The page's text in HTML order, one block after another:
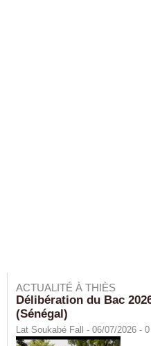
ACTUALITÉ À THIÈS
Délibération du Bac
(Sénégal)
Lat Soukabé Fall - 06/07/2026 - 0